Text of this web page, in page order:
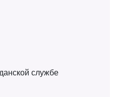
службе